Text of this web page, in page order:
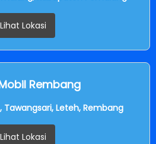
Lihat Lokasi
Rembang
Tawangsari, Leteh, Rembang
Lihat Lokasi